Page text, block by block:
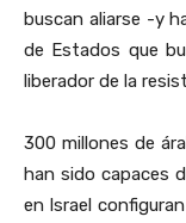
buscan aliarse -y
de Estados que
liberador de la
300 millones de
han sido capaces
en Israel